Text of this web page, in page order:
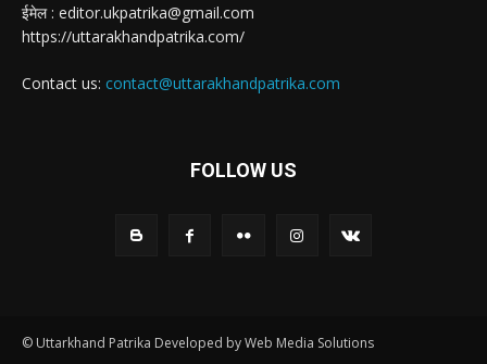
ईमेल : editor.ukpatrika@gmail.com
https://uttarakhandpatrika.com/
Contact us: contact@uttarakhandpatrika.com
FOLLOW US
© Uttarkhand Patrika Developed by Web Media Solutions